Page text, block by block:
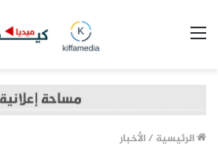
الرئيسية /الأخبار